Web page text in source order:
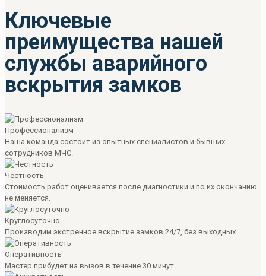
Ключевые
преимущества нашей
службы аварийного
вскрытия замков
Профессионализм
Наша команда состоит из опытных специалистов и бывших
сотрудников МЧС.
Честность
Стоимость работ оценивается после диагностики и по их окончанию
не меняется.
Круглосуточно
Производим экстренное вскрытие замков 24/7, без выходных.
Оперативность
Мастер прибудет на вызов в течение 30 минут.